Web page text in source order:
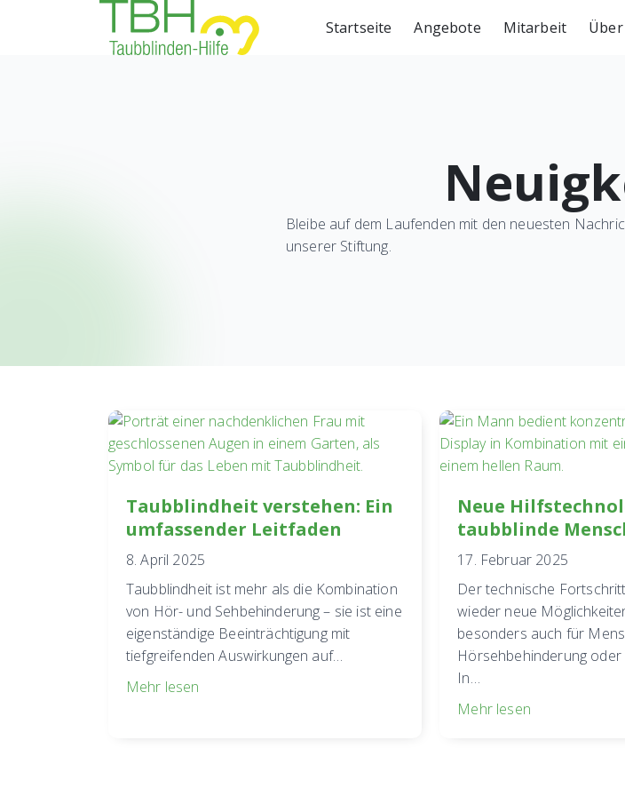
Startseite Angebote Mitarbeit
Bleibe auf dem Laufenden mit den neuesten
unserer Stiftung.
Taubblindheit verstehen: Ein
umfassender Leitfaden
8. April 2025
Taubblindheit ist mehr als die Kombination
von Hör- und Sehbehinderung – sie ist eine
eigenständige Beeinträchtigung mit
tiefgreifenden Auswirkungen auf…
Mehr lesen
Neue
taubblinde
17. Februar 2025
Der technische
wieder neue
besonders auch für
Hörsehbehinderung oder
In…
Mehr lesen